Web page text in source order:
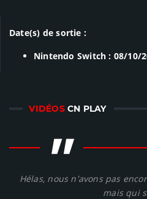
Date(s) de sortie :
Nintendo Switch : 08/10/
VIDÉOSCN PLAY
"
Hélas, nous n'avons pas
mais qui